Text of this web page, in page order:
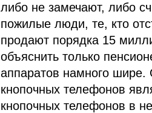
либо не замечают, либо
пожилые люди, те, кто
продают порядка 15
объяснить только
аппаратов намного шире.
кнопочных телефонов
кнопочных телефонов в